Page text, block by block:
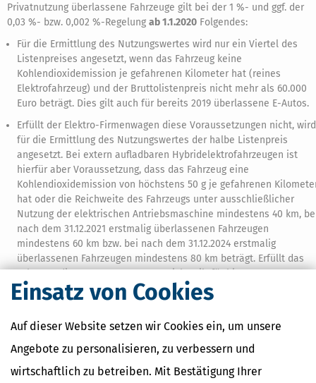
Einsatz von Cookies
Auf dieser Website setzen wir Cookies ein, um unsere
Angebote zu personalisieren, zu verbessern und
wirtschaftlich zu betreiben. Mit Bestätigung Ihrer
Privatnutzung überlassene Fahrzeuge gilt bei der 1 %- und ggf. der
0,03 %- bzw. 0,002 %-Regelung ab 1.1.2020 Folgendes:
Für die Ermittlung des Nutzungswertes wird nur ein Viertel des
Listenpreises angesetzt, wenn das Fahrzeug keine
Kohlendioxidemission je gefahrenen Kilometer hat (reines
Elektrofahrzeug) und der Bruttolistenpreis nicht mehr als 60.000
Euro beträgt. Dies gilt auch für bereits 2019 überlassene E-Autos.
Erfüllt der Elektro-Firmenwagen diese Voraussetzungen nicht, wird
für die Ermittlung des Nutzungswertes der halbe Listenpreis
angesetzt. Bei extern aufladbaren Hybridelektrofahrzeugen ist
hierfür aber Voraussetzung, dass das Fahrzeug eine
Kohlendioxidemission von höchstens 50 g je gefahrenen
hat oder die Reichweite des Fahrzeugs unter ausschließlicher
Nutzung der elektrischen Antriebsmaschine mindestens 40 km,
nach dem 31.12.2021 erstmalig überlassenen Fahrzeugen
mindestens 60 km bzw. bei nach dem 31.12.2024 erstmalig
überlassenen Fahrzeugen mindestens 80 km beträgt. Erfüllt das
Fahrzeug diese Voraussetzungen nicht, gilt für bis 31.12.2022
erstmalig überlassene Fahrzeuge die Regelung für vor 2019
überlassene E-Autos.
Was ist das Dienstwagenprivileg?
Welche Privilegien genießt ein Arbeitnehmer mit Dienstwagen oder
Firmenwagen? Das sind vor allem zwei finanzielle Vorteile: